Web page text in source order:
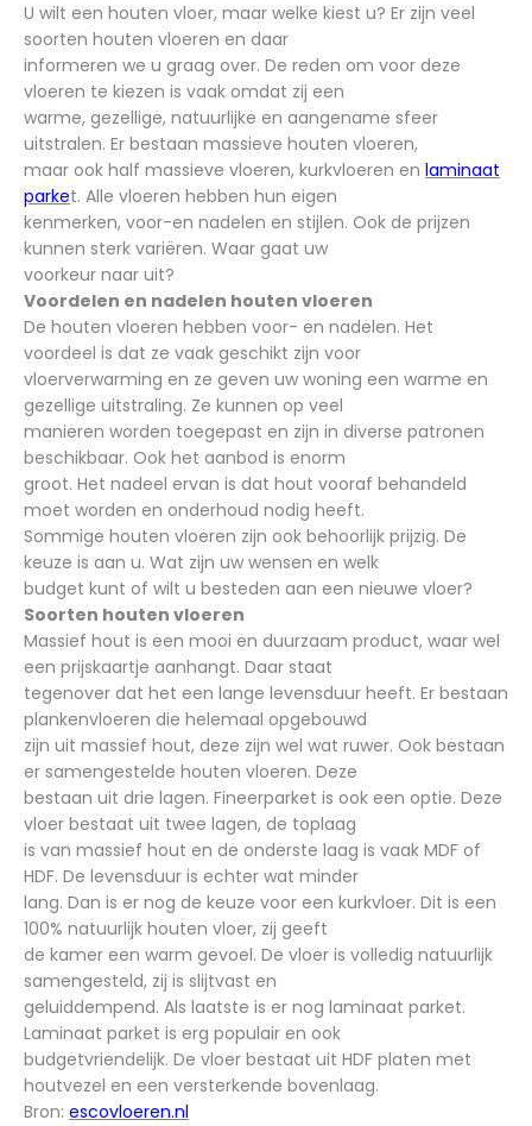
U wilt een houten vloer, maar welke kiest u? Er zijn veel
soorten houten vloeren en daar
informeren we u graag over. De reden om voor deze
vloeren te kiezen is vaak omdat zij een
warme, gezellige, natuurlijke en aangename sfeer
uitstralen. Er bestaan massieve houten vloeren,
maar ook half massieve vloeren, kurkvloeren en laminaat
parket. Alle vloeren hebben hun eigen
kenmerken, voor-en nadelen en stijlen. Ook de prijzen
kunnen sterk variëren. Waar gaat uw
voorkeur naar uit?
Voordelen en nadelen houten vloeren
De houten vloeren hebben voor- en nadelen. Het
voordeel is dat ze vaak geschikt zijn voor
vloerverwarming en ze geven uw woning een warme en
gezellige uitstraling. Ze kunnen op veel
manieren worden toegepast en zijn in diverse patronen
beschikbaar. Ook het aanbod is enorm
groot. Het nadeel ervan is dat hout vooraf behandeld
moet worden en onderhoud nodig heeft.
Sommige houten vloeren zijn ook behoorlijk prijzig. De
keuze is aan u. Wat zijn uw wensen en welk
budget kunt of wilt u besteden aan een nieuwe vloer?
Soorten houten vloeren
Massief hout is een mooi en duurzaam product, waar wel
een prijskaartje aanhangt. Daar staat
tegenover dat het een lange levensduur heeft. Er bestaan
plankenvloeren die helemaal opgebouwd
zijn uit massief hout, deze zijn wel wat ruwer. Ook bestaan
er samengestelde houten vloeren. Deze
bestaan uit drie lagen. Fineerparket is ook een optie. Deze
vloer bestaat uit twee lagen, de toplaag
is van massief hout en de onderste laag is vaak MDF of
HDF. De levensduur is echter wat minder
lang. Dan is er nog de keuze voor een kurkvloer. Dit is een
100% natuurlijk houten vloer, zij geeft
de kamer een warm gevoel. De vloer is volledig natuurlijk
samengesteld, zij is slijtvast en
geluiddempend. Als laatste is er nog laminaat parket.
Laminaat parket is erg populair en ook
budgetvriendelijk. De vloer bestaat uit HDF platen met
houtvezel en een versterkende bovenlaag.
Bron: escovloeren.nl